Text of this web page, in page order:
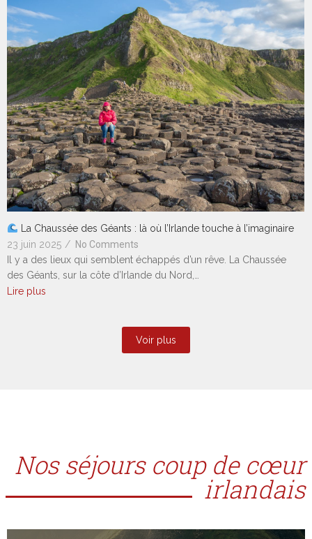
La Chaussée des Géants : là où l’Irlande touche à l’imaginaire
23 juin 2025 / No Comments
Il y a des lieux qui semblent échappés d’un rêve. La Chaussée
des Géants, sur la côte d’Irlande du Nord,…
Lire plus
Voir plus
Nos séjours coup de cœur
irlandais